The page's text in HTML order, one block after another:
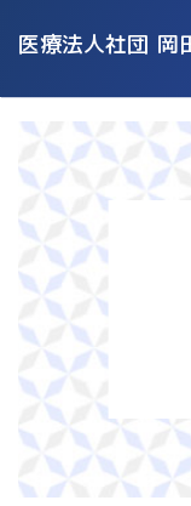
医療法人社団 岡